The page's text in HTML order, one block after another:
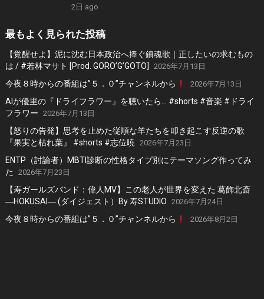
2日 ago
最もよく見られた投稿
【覚醒せよ】泥に沈む日本政治へ捧ぐ鎮魂歌｜正したいの求むもの
は / #若林マサト [Prod. GORO’G’GOTO]
2026年7月13日
今夜８時からの番組は”５．０”チャンネルから 2026年7月13日
AIが優里の『ドライフラワー』を聴いたら… #shorts #音楽 #ドライ
フラワー 2026年7月13日
【怒りの告発】思考を止めた従順な羊たちを叩き起こす反逆の歌
『果実と枯れ葉』 #shorts #志位暁 2026年7月23日
ENTP（討論者）MBTI診断の性格タイプ別にテーマソング作ってみ
た
2026年7月23日
【寿ガールズバンド：偉人MV】この老人が世界を変えた 葛飾北斎
―HOKUSAI― (ダイジェスト）By 寿STUDIO 2026年7月24日
今夜８時からの番組は”５．０”チャンネルから 2026年8月2日